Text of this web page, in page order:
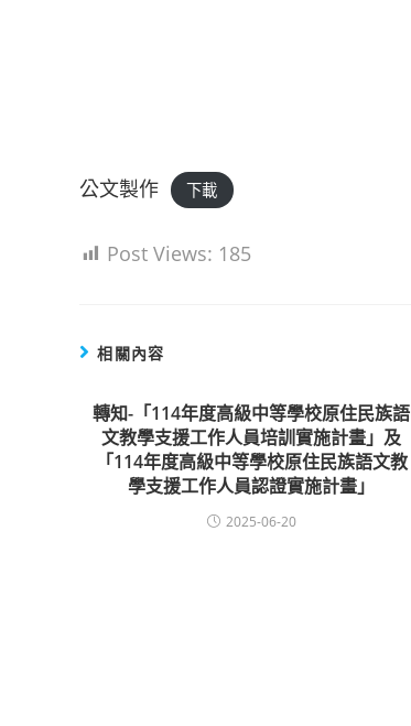
公文製作 下載
Post Views: 185
相關內容
轉知-「114年度高級中等學校原住民族語
文教學支援工作人員培訓實施計畫」及
「114年度高級中等學校原住民族語文教
學支援工作人員認證實施計畫」
2025-06-20